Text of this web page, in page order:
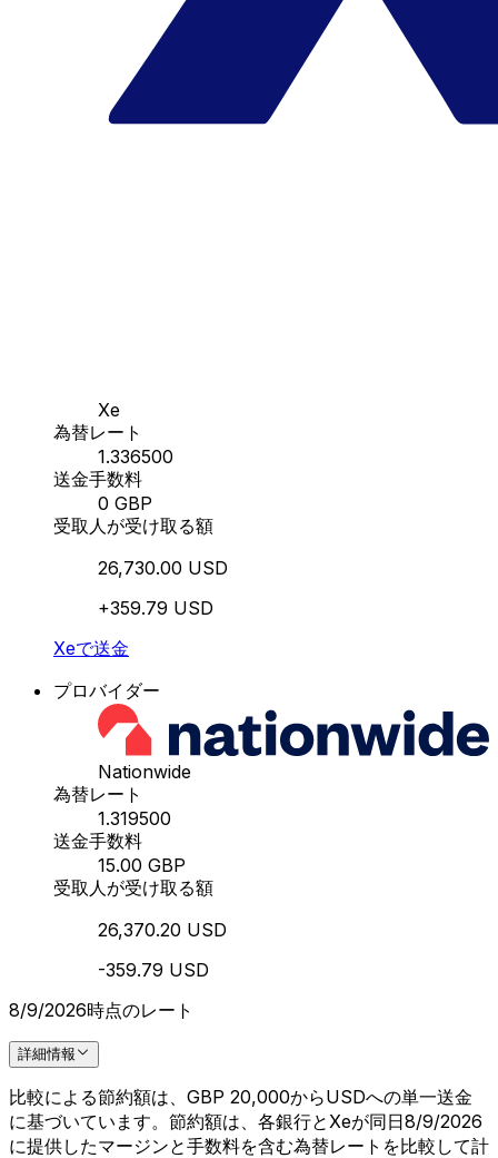
Xe
為替レート
1.336500
送金手数料
0 GBP
受取人が受け取る額
26,730.00 USD
+359.79 USD
Xeで送金
プロバイダー
Nationwide
為替レート
1.319500
送金手数料
15.00 GBP
受取人が受け取る額
26,370.20 USD
-359.79 USD
8/9/2026時点のレート
詳細情報
比較による節約額は、GBP 20,000からUSDへの単一送金
に基づいています。節約額は、各銀行とXeが同日8/9/2026
に提供したマージンと手数料を含む為替レートを比較して計